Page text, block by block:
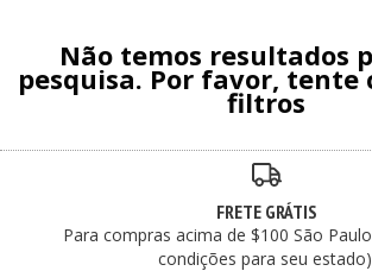
Não temos resultados
pesquisa. Por favor, tente
filtros
FRETE GRÁTIS
Para compras acima de $100 São
condições para seu